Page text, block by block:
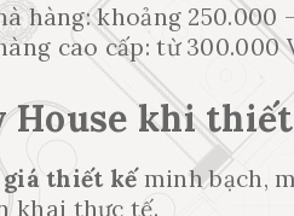
hàng: khoảng 250.000
cao cấp: từ
House khi
giá thiết kếminh bạch,
khai thực tế.